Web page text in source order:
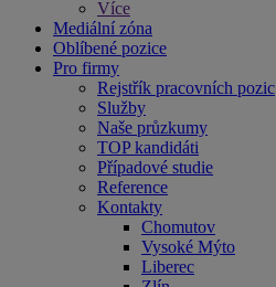
Více
Mediální zóna
Oblíbené pozice
Pro firmy
Rejstřík pracovních pozic
Služby
Naše průzkumy
TOP kandidáti
Případové studie
Reference
Kontakty
Chomutov
Vysoké Mýto
Liberec